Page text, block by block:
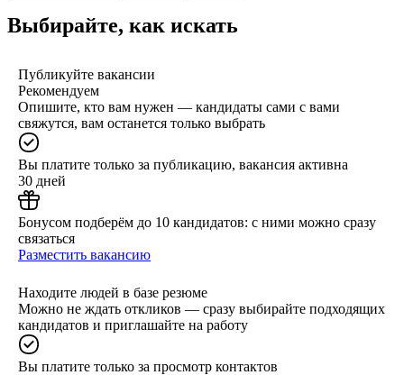
Выбирайте, как искать
Публикуйте вакансии
Рекомендуем
Опишите, кто вам нужен — кандидаты сами с вами
свяжутся, вам останется только выбрать
Вы платите только за публикацию, вакансия активна
30 дней
Бонусом подберём до 10 кандидатов: с ними можно сразу
связаться
Разместить вакансию
Находите людей в базе резюме
Можно не ждать откликов — сразу выбирайте подходящих
кандидатов и приглашайте на работу
Вы платите только за просмотр контактов